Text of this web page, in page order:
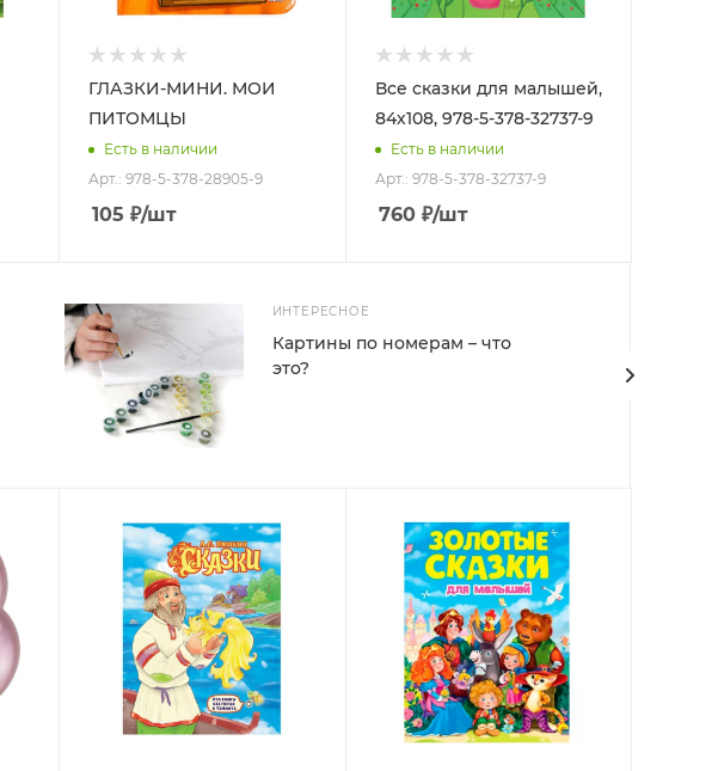
ГЛАЗКИ-МИНИ. МОИ
ПИТОМЦЫ
Есть в наличии
Арт.: 978-5-378-28905-9
105 ₽/шт
Все сказки для малышей,
84х108, 978-5-378-32737-9
Есть в наличии
Арт.: 978-5-378-32737-9
760₽/шт
ИНТЕРЕСНОЕ
Картины по номерам – что
это?